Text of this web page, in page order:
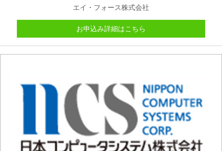
エイ・フォース株式会社
お申込み詳細はこちら